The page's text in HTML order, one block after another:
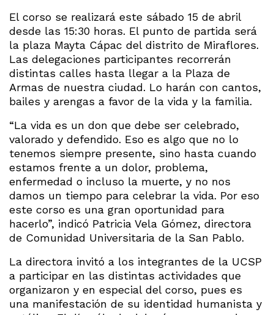
El corso se realizará este sábado 15 de abril
desde las 15:30 horas. El punto de partida será
la plaza Mayta Cápac del distrito de Miraflores.
Las delegaciones participantes recorrerán
distintas calles hasta llegar a la Plaza de
Armas de nuestra ciudad. Lo harán con cantos,
bailes y arengas a favor de la vida y la familia.
“La vida es un don que debe ser celebrado,
valorado y defendido. Eso es algo que no lo
tenemos siempre presente, sino hasta cuando
estamos frente a un dolor, problema,
enfermedad o incluso la muerte, y no nos
damos un tiempo para celebrar la vida. Por eso
este corso es una gran oportunidad para
hacerlo”, indicó Patricia Vela Gómez, directora
de Comunidad Universitaria de la San Pablo.
La directora invitó a los integrantes de la UCSP
a participar en las distintas actividades que
organizaron y en especial del corso, pues es
una manifestación de su identidad humanista y